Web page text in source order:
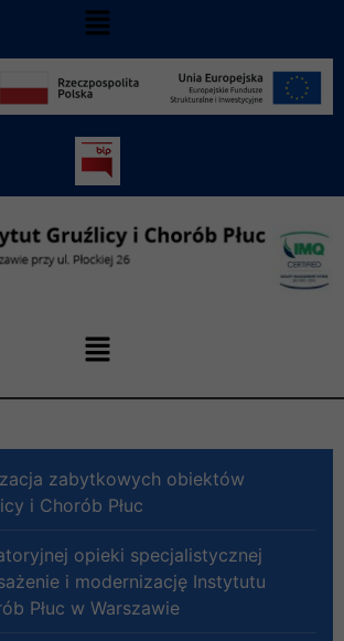
zabytkowych obiektów
i Chorób Płuc
opieki specjalistycznej
i modernizację Instytutu
Płuc w Warszawie